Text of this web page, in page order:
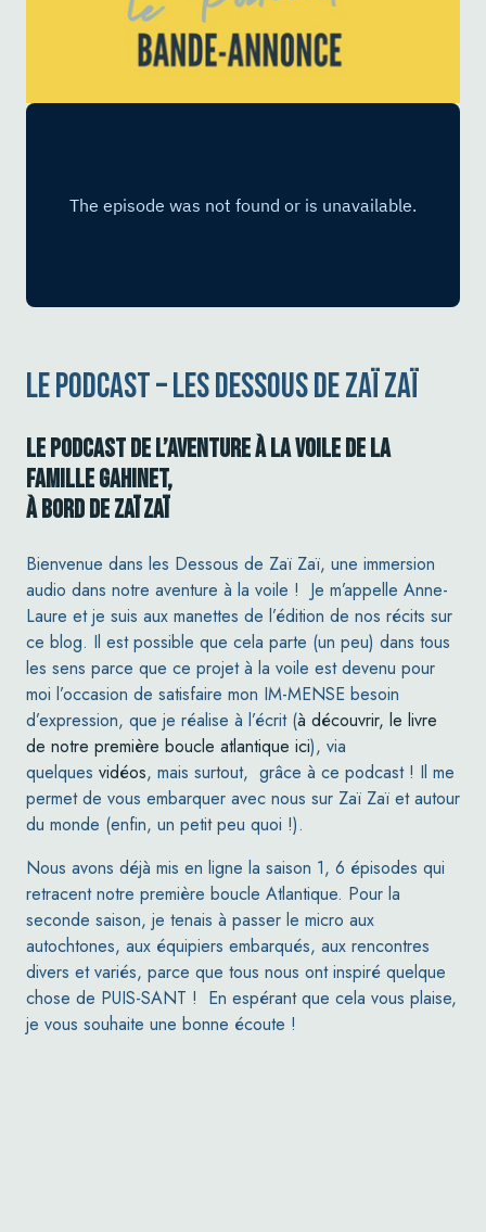
LE PODCAST – LES DESSOUS DE ZAÏ ZAÏ
LE PODCAST DE L’AVENTURE À LA VOILE DE LA
FAMILLE GAHINET,
À BORD DE ZAÏ ZAÏ
Bienvenue dans les Dessous de Zaï Zaï, une immersion
audio dans notre aventure à la voile ! Je m’appelle Anne-
Laure et je suis aux manettes de l’édition de nos récits sur
ce blog. Il est possible que cela parte (un peu) dans tous
les sens parce que ce projet à la voile est devenu pour
moi l’occasion de satisfaire mon IM-MENSE besoin
d’expression, que je réalise à l’écrit (à découvrir, le livre
de notre première boucle atlantique ici), via
quelques vidéos, mais surtout, grâce à ce podcast ! Il me
permet de vous embarquer avec nous sur Zaï Zaï et autour
du monde (enfin, un petit peu quoi !).
Nous avons déjà mis en ligne la saison 1, 6 épisodes qui
retracent notre première boucle Atlantique. Pour la
seconde saison, je tenais à passer le micro aux
autochtones, aux équipiers embarqués, aux rencontres
divers et variés, parce que tous nous ont inspiré quelque
chose de PUIS-SANT ! En espérant que cela vous plaise,
je vous souhaite une bonne écoute !